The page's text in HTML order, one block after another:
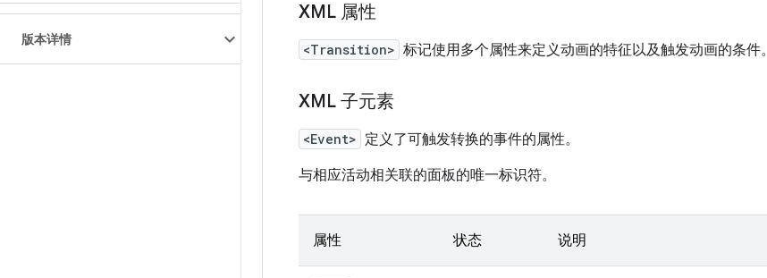
版本详情
XML 属性
<Transition> 标记使用多个属性来定义动画的特征以及触发动画的条件。
XML 子元素
<Event> 定义了可触发转换的事件的属性。
与相应活动相关联的面板的唯一标识符。
属性 状态 说明